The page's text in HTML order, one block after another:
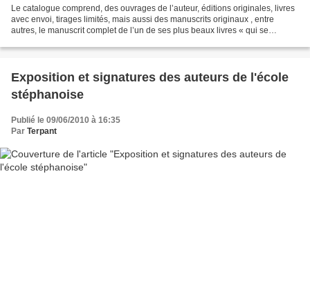
Le catalogue comprend, des ouvrages de l’auteur, éditions originales, livres
avec envoi, tirages limités, mais aussi des manuscrits originaux , entre
autres, le manuscrit complet de l’un de ses plus beaux livres « qui se
Exposition et signatures des auteurs de l'école
stéphanoise
Publié le 09/06/2010 à 16:35
Par Terpant